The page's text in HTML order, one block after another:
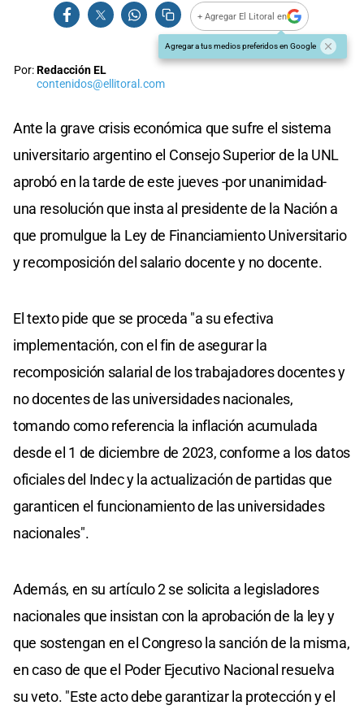
+ Agregar El Litoral en
Agregar a tus medios preferidos en Google
Por:Redacción EL
contenidos@ellitoral.com
Ante la grave crisis económica que sufre el sistema
universitario argentino el Consejo Superior de la UNL
aprobó en la tarde de este jueves -por unanimidad-
una resolución que insta al presidente de la Nación a
que promulgue la Ley de Financiamiento Universitario
y recomposición del salario docente y no docente.
El texto pide que se proceda "a su efectiva
implementación, con el fin de asegurar la
recomposición salarial de los trabajadores docentes y
no docentes de las universidades nacionales,
tomando como referencia la inflación acumulada
desde el 1 de diciembre de 2023, conforme a los datos
oficiales del Indec y la actualización de partidas que
garanticen el funcionamiento de las universidades
nacionales".
Además, en su artículo 2 se solicita a legisladores
nacionales que insistan con la aprobación de la ley y
que sostengan en el Congreso la sanción de la misma,
en caso de que el Poder Ejecutivo Nacional resuelva
su veto. "Este acto debe garantizar la protección y el